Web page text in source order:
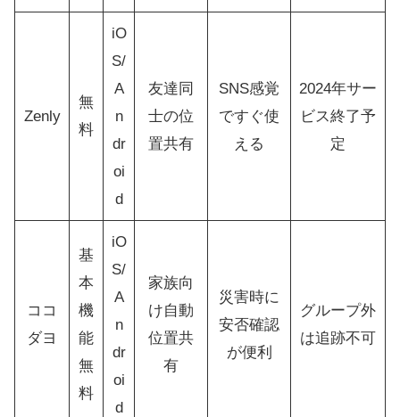
Zenly
無
料
iO
S/
A
n
dr
oi
d
友達同
士の位
置共有
SNS感覚
ですぐ使
える
2024年サー
ビス終了予
定
ココ
ダヨ
基
本
機
能
無
料
iO
S/
A
n
dr
oi
d
家族向
け自動
位置共
有
災害時に
安否確認
が便利
グループ外
は追跡不可